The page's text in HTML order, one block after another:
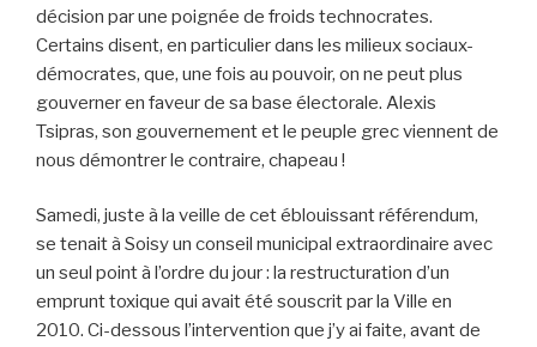
décision par une poignée de froids technocrates.
Certains disent, en particulier dans les milieux sociaux-
démocrates, que, une fois au pouvoir, on ne peut plus
gouverner en faveur de sa base électorale. Alexis
Tsipras, son gouvernement et le peuple grec viennent de
nous démontrer le contraire, chapeau !
Samedi, juste à la veille de cet éblouissant référendum,
se tenait à Soisy un conseil municipal extraordinaire avec
un seul point à l’ordre du jour : la restructuration d’un
emprunt toxique qui avait été souscrit par la Ville en
2010. Ci-dessous l’intervention que j’y ai faite, avant de